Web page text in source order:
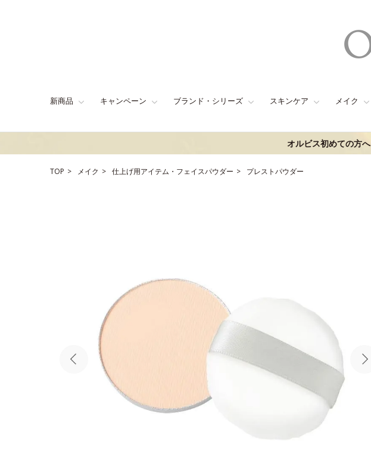
新商品 キャンペーン ブランド・シリーズ スキンケア メイク
オルビス初めての方へ
TOP メイク 仕上げ用アイテム・フェイスパウダー プレストパウダー